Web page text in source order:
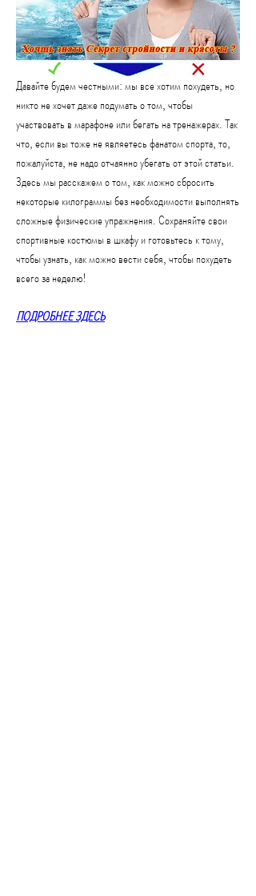
Давайте будем честными: мы все хотим похудеть, но
никто не хочет даже подумать о том, чтобы
участвовать в марафоне или бегать на тренажерах. Так
что, если вы тоже не являетесь фанатом спорта, то,
пожалуйста, не надо отчаянно убегать от этой статьи.
Здесь мы расскажем о том, как можно сбросить
некоторые килограммы без необходимости выполнять
сложные физические упражнения. Сохраняйте свои
спортивные костюмы в шкафу и готовьтесь к тому,
чтобы узнать, как можно вести себя, чтобы похудеть
всего за неделю!
ПОДРОБНЕЕ ЗДЕСЬ